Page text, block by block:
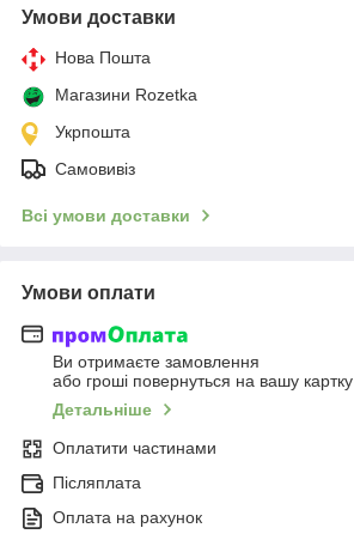
Умови доставки
Нова Пошта
Магазини Rozetka
Укрпошта
Самовивіз
Всі умови доставки
Умови оплати
Ви отримаєте замовлення
або гроші повернуться на вашу картку
Детальніше
Оплатити частинами
Післяплата
Оплата на рахунок